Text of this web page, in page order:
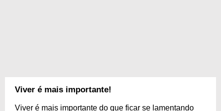
Viver é mais importante!
Viver é mais importante do que ficar se lamentando